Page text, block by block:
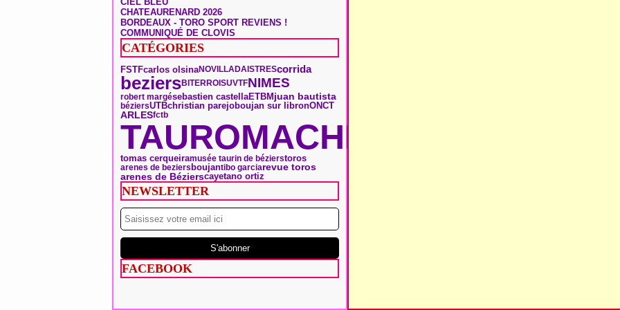
CHATEAURENARD 2026
BORDEAUX - TORO SPORT REVIENS !
COMMUNIQUÉ DE CLOVIS
CATÉGORIES
FSTFcarlos olsinaNOVILLADA ISTREScorrida
beziersBITERROISUVTFNIMES
robert margésebastien castellaETBM juan bautista
béziersUTBchristian parejoboujan sur libronONCT
ARLESfctb
TAUROMACHIE
tomas cerqueiramusée taurin de bézierstoros
arenes de beziersboujantibo garciarevue toros
arenes de Bézierscayetano ortiz
NEWSLETTER
FACEBOOK